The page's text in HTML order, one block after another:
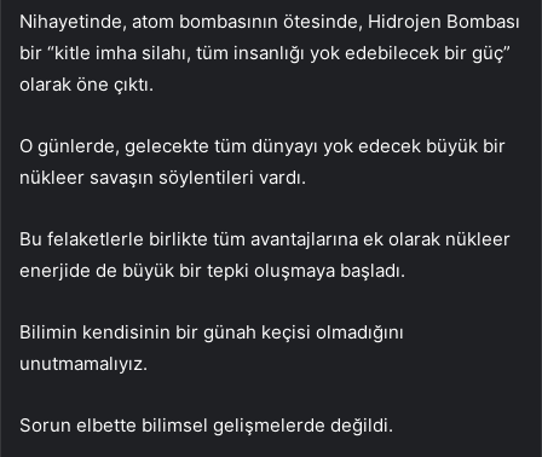
Nihayetinde, atom bombasının ötesinde, Hidrojen Bombası
bir “kitle imha silahı, tüm insanlığı yok edebilecek bir güç”
olarak öne çıktı.
O günlerde, gelecekte tüm dünyayı yok edecek büyük bir
nükleer savaşın söylentileri vardı.
Bu felaketlerle birlikte tüm avantajlarına ek olarak nükleer
enerjide de büyük bir tepki oluşmaya başladı.
Bilimin kendisinin bir günah keçisi olmadığını
unutmamalıyız.
Sorun elbette bilimsel gelişmelerde değildi.